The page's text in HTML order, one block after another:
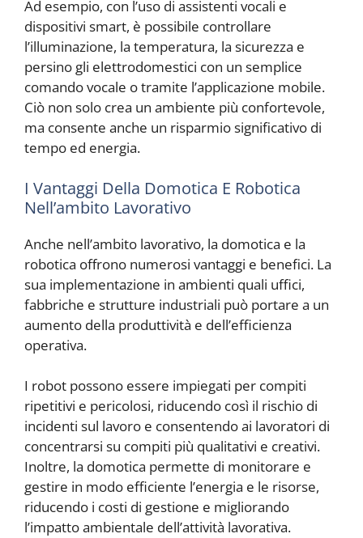
Ad esempio, con l’uso di assistenti vocali e
dispositivi smart, è possibile controllare
l’illuminazione, la temperatura, la sicurezza e
persino gli elettrodomestici con un semplice
comando vocale o tramite l’applicazione mobile.
Ciò non solo crea un ambiente più confortevole,
ma consente anche un risparmio significativo di
tempo ed energia.
I Vantaggi Della Domotica E Robotica
Nell’ambito Lavorativo
Anche nell’ambito lavorativo, la domotica e la
robotica offrono numerosi vantaggi e benefici. La
sua implementazione in ambienti quali uffici,
fabbriche e strutture industriali può portare a un
aumento della produttività e dell’efficienza
operativa.
I robot possono essere impiegati per compiti
ripetitivi e pericolosi, riducendo così il rischio di
incidenti sul lavoro e consentendo ai lavoratori di
concentrarsi su compiti più qualitativi e creativi.
Inoltre, la domotica permette di monitorare e
gestire in modo efficiente l’energia e le risorse,
riducendo i costi di gestione e migliorando
l’impatto ambientale dell’attività lavorativa.